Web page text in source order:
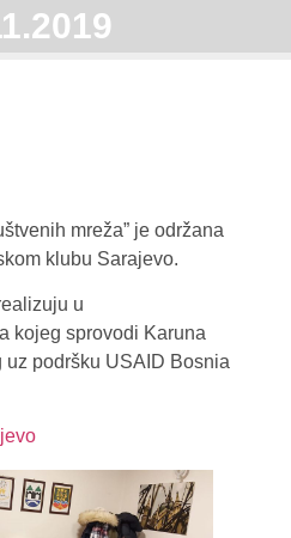
mreža” je održana
klubu Sarajevo.
u
kojeg sprovodi Karuna
podršku USAID Bosnia